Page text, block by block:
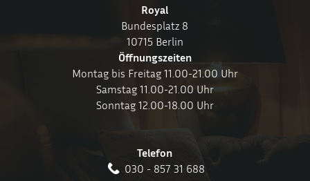
Royal
Bundesplatz 8
10715 Berlin
Öffnungszeiten
Montag bis Freitag 11.00-21.00 Uhr
Samstag 11.00-21.00 Uhr
Sonntag 12.00-18.00 Uhr
Telefon
030 - 857 31 688